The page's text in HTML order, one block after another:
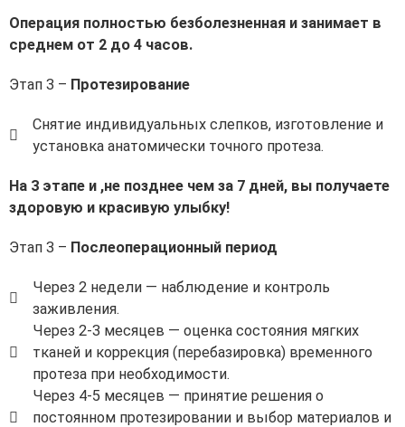
Операция полностью безболезненная и занимает в
среднем от 2 до 4 часов.
Этап 3 – Протезирование
Снятие индивидуальных слепков, изготовление и
установка анатомически точного протеза.
На 3 этапе и ,не позднее чем за 7 дней, вы получаете
здоровую и красивую улыбку!
Этап 3 – Послеоперационный период
Через 2 недели — наблюдение и контроль
заживления.
Через 2-3 месяцев — оценка состояния мягких
тканей и коррекция (перебазировка) временного
протеза при необходимости.
Через 4-5 месяцев — принятие решения о
постоянном протезировании и выбор материалов и